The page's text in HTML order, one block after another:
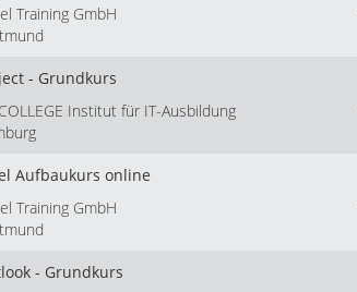
Training GmbH
- Grundkurs
Institut für IT-Ausbildung
Aufbaukurs online
Training GmbH
- Grundkurs